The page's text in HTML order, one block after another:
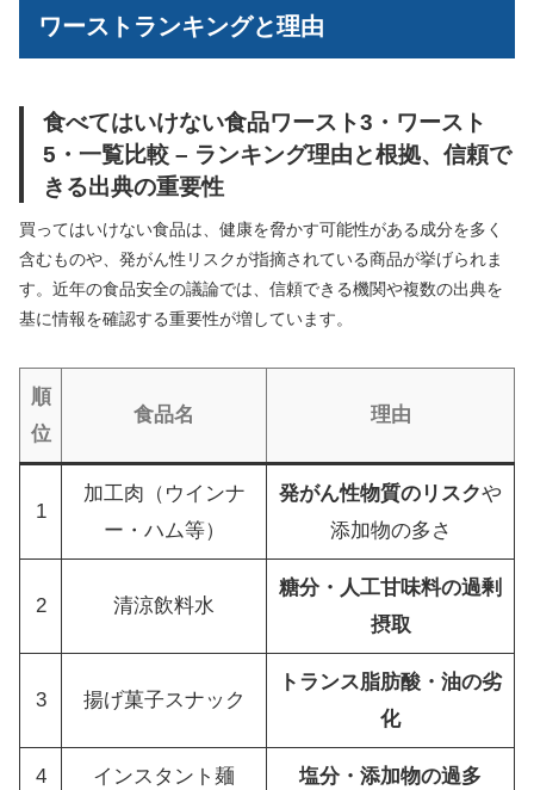
ワーストランキングと理由
食べてはいけない食品ワースト3・ワースト
5・一覧比較 – ランキング理由と根拠、信頼で
きる出典の重要性
買ってはいけない食品は、健康を脅かす可能性がある成分を多く
含むものや、発がん性リスクが指摘されている商品が挙げられま
す。近年の食品安全の議論では、信頼できる機関や複数の出典を
基に情報を確認する重要性が増しています。
順
位
食品名 理由
1
加工肉（ウインナ
ー・ハム等）
発がん性物質のリスクや
添加物の多さ
2 清涼飲料水
糖分・人工甘味料の過剰
摂取
3 揚げ菓子スナック
トランス脂肪酸・油の劣
化
4 インスタント麺 塩分・添加物の過多